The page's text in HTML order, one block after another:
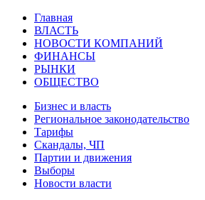
Главная
ВЛАСТЬ
НОВОСТИ КОМПАНИЙ
ФИНАНСЫ
РЫНКИ
ОБЩЕСТВО
Бизнес и власть
Региональное законодательство
Тарифы
Скандалы, ЧП
Партии и движения
Выборы
Новости власти